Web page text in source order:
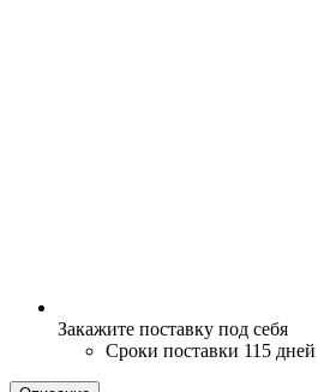
Закажите поставку под себя
Сроки поставки 115 дней